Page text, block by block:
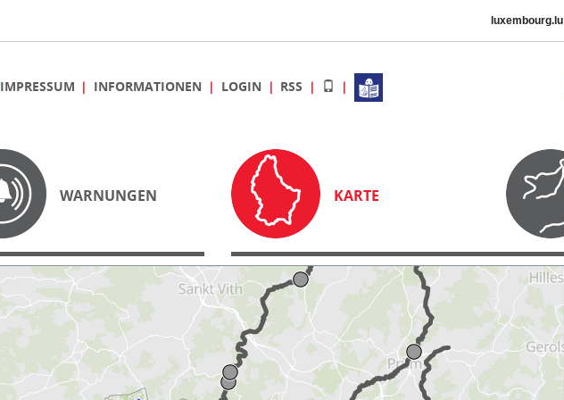
luxembourg.lu
IMPRESSUM INFORMATIONEN LOGIN RSS
WARNUNGEN KARTE